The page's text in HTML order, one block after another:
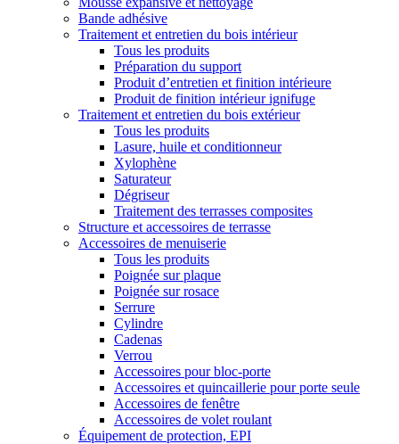
Bande adhésive
Traitement et entretien du bois intérieur
Tous les produits
Préparation du support
Produit d’entretien et finition intérieure
Produit de finition intérieur ignifuge
Traitement et entretien du bois extérieur
Tous les produits
Lasure, huile et conditionneur
Xylophène
Saturateur
Dégriseur
Traitement des terrasses composites
Structure et accessoires de terrasse
Accessoires de menuiserie
Tous les produits
Poignée sur plaque
Poignée sur rosace
Serrure
Cylindre
Cadenas
Verrou
Accessoires pour bloc-porte
Accessoires et quincaillerie pour porte seule
Accessoires de fenêtre
Accessoires de volet roulant
Équipement de protection, EPI